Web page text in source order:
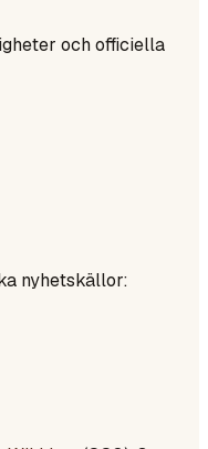
och officiella
nyhetskällor: